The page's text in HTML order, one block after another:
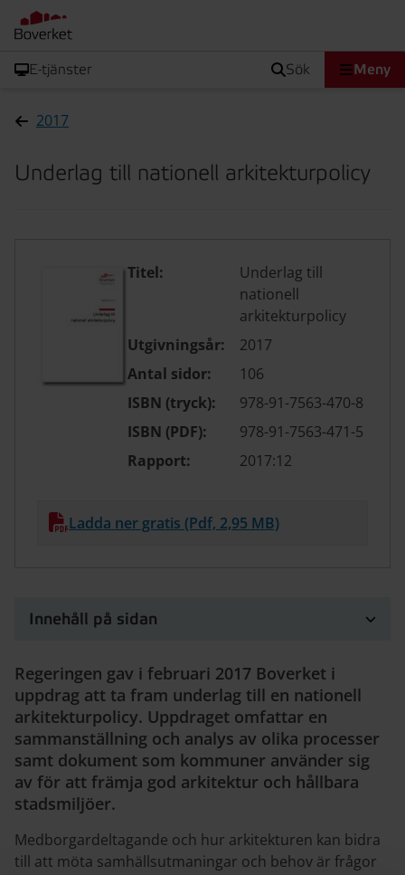
E-tjänster sök Meny
2017
Underlag till nationell arkitekturpolicy
Titel:
Underlag till
nationell
arkitekturpolicy
Utgivningsår:
2017
Antal sidor:
106
ISBN (tryck):
978-91-7563-470-8
ISBN (PDF):
978-91-7563-471-5
Rapport:
2017:12
Ladda ner gratis (Pdf, 2,95 MB)
Innehåll på sidan
Regeringen gav i februari 2017 Boverket i
uppdrag att ta fram underlag till en nationell
arkitekturpolicy. Uppdraget omfattar en
sammanställning och analys av olika processer
samt dokument som kommuner använder sig
av för att främja god arkitektur och hållbara
stadsmiljöer.
Medborgardeltagande och hur arkitekturen kan bidra
till att möta samhällsutmaningar och behov är frågor